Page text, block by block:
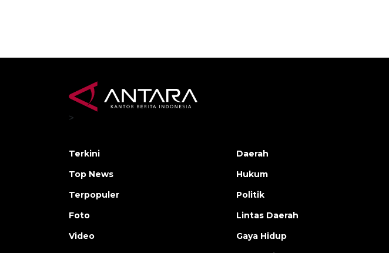
>
Terkini
Top News
Terpopuler
Foto
Video
Daerah
Hukum
Politik
Lintas Daerah
Gaya Hidup